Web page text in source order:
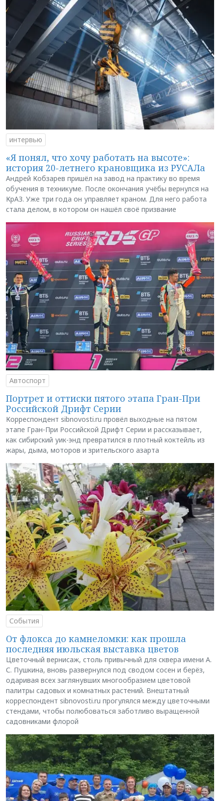
интервью
«Я понял, что хочу работать на высоте»:
история 20-летнего крановщика из РУСАЛа
Андрей Кобзарев пришёл на завод на практику во время
обучения в техникуме. После окончания учёбы вернулся на
КрАЗ. Уже три года он управляет краном. Для него работа
стала делом, в котором он нашёл своё призвание
Автоспорт
Портрет и оттиски пятого этапа Гран-При
Российской Дрифт Серии
Корреспондент sibnovosti.ru провёл выходные на пятом
этапе Гран-При Российской Дрифт Серии и рассказывает,
как сибирский уик-энд превратился в плотный коктейль из
жары, дыма, моторов и зрительского азарта
События
От флокса до камнеломки: как прошла
последняя июльская выставка цветов
Цветочный вернисаж, столь привычный для сквера имени А.
С. Пушкина, вновь развернулся под сводом сосен и берёз,
одаривая всех заглянувших многообразием цветовой
палитры садовых и комнатных растений. Внештатный
корреспондент sibnovosti.ru прогулялся между цветочными
стендами, чтобы полюбоваться заботливо выращенной
садовниками флорой